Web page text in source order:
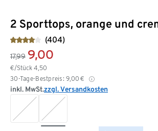
2 Sporttops, orange und
(404)
17,99 9,00
€/Stück 4,50
30-Tage-Bestpreis: 9,00 €
inkl. MwSt.zzgl. Versandkosten